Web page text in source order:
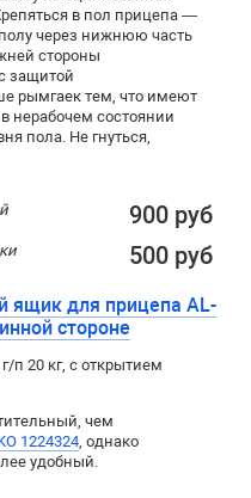
в пол прицепа —
через нижнюю часть
стороны
защитой
рымгаек тем, что имеют
нерабочем состоянии
пола. Не гнуться,
900 руб
500 руб
ящик для прицепа AL-
стороне
п 20 кг, с открытием
чем
1224324, однако
удобный.